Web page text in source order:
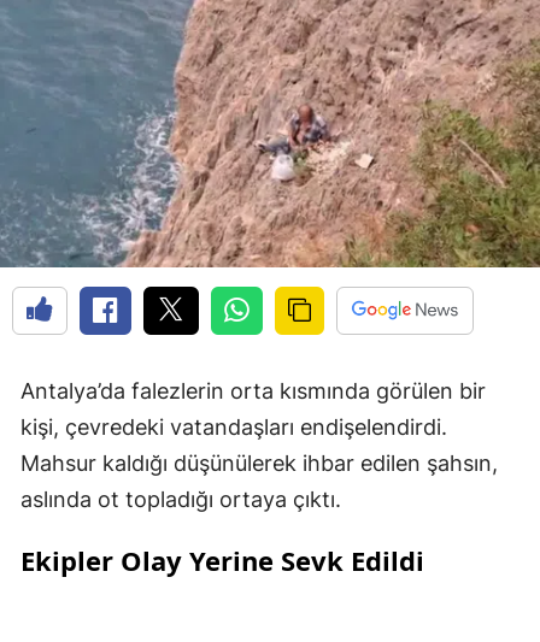
Antalya’da falezlerin orta kısmında görülen bir
kişi, çevredeki vatandaşları endişelendirdi.
Mahsur kaldığı düşünülerek ihbar edilen şahsın,
aslında ot topladığı ortaya çıktı.
Ekipler Olay Yerine Sevk Edildi